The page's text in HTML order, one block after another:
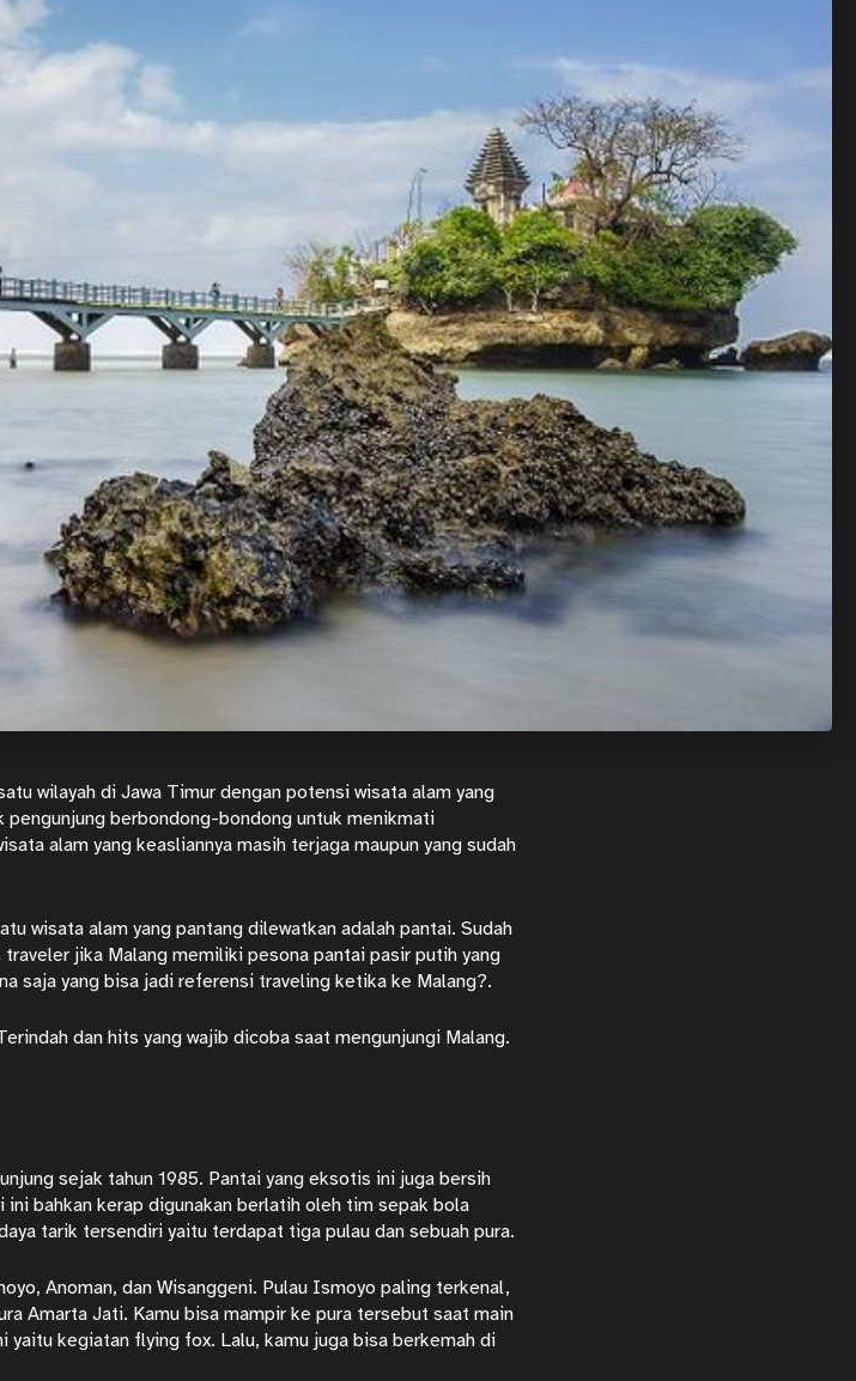
wilayah di Jawa Timur dengan potensi wisata alam yang
pengunjung berbondong-bondong untuk menikmati
alam yang keasliannya masih terjaga maupun yang sudah
wisata alam yang pantang dilewatkan adalah pantai. Sudah
jika Malang memiliki pesona pantai pasir putih yang
saja yang bisa jadi referensi traveling ketika ke Malang?.
dan hits yang wajib dicoba saat mengunjungi Malang.
sejak tahun 1985. Pantai yang eksotis ini juga bersih
bahkan kerap digunakan berlatih oleh tim sepak bola
tarik tersendiri yaitu terdapat tiga pulau dan sebuah pura.
Anoman, dan Wisanggeni. Pulau Ismoyo paling terkenal,
Amarta Jati. Kamu bisa mampir ke pura tersebut saat main
yaitu kegiatan flying fox. Lalu, kamu juga bisa berkemah di